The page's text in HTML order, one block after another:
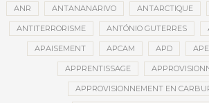
ANR ANTANANARIVO ANTARCTIQUE
ANTITERRORISME ANTÓNIO GUTERRES
APAISEMENT APCAM APD
APPRENTISSAGE
APPROVISIONNEMENT EN